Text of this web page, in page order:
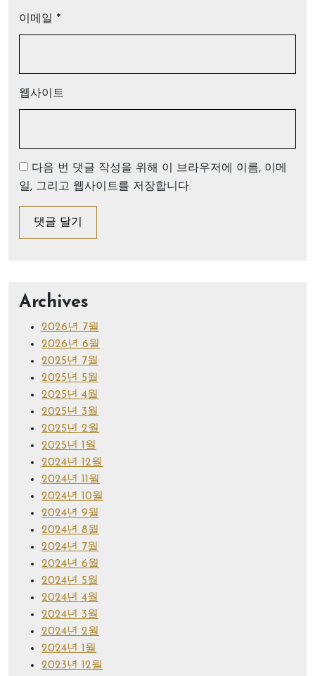
이메일 *
웹사이트
다음 번 댓글 작성을 위해 이 브라우저에 이름, 이메
일, 그리고 웹사이트를 저장합니다.
Archives
2026년 7월
2026년 6월
2025년 7월
2025년 5월
2025년 4월
2025년 3월
2025년 2월
2025년 1월
2024년 12월
2024년 11월
2024년 10월
2024년 9월
2024년 8월
2024년 7월
2024년 6월
2024년 5월
2024년 4월
2024년 3월
2024년 2월
2024년 1월
2023년 12월